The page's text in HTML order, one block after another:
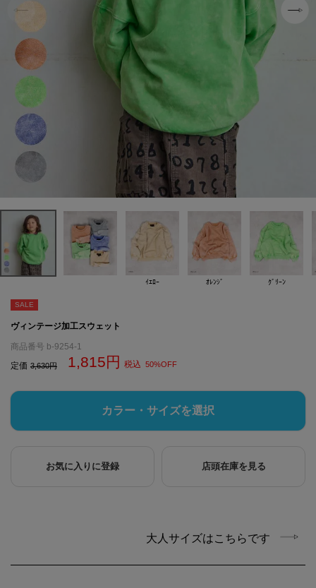
ｲｴﾛｰ ｵﾚﾝｼﾞ ｸﾞﾘｰﾝ
SALE
ヴィンテージ加工スウェット
商品番号 b-9254-1
定価 3,630 1,815 税込 50%OFF
カラー・サイズを選択
お気に入りに登録 店頭在庫を見る
大人サイズはこちらです